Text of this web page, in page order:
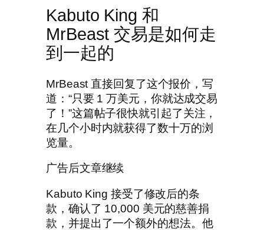
Kabuto King 和
MrBeast 交易是如何走
到一起的
MrBeast 直接回复了这个报价，写
道：“只要 1 万美元，你就达成交易
了！”这篇帖子很快就引起了关注，
在几个小时内就获得了数十万的浏
览量。
广告后文章继续
Kabuto King 接受了修改后的条
款，确认了 10,000 美元的慈善捐
款，并提出了一个额外的想法。他